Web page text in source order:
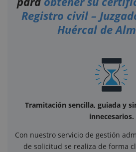
Registro civil –
Huércal de
Tramitación sencilla, guiada y
innecesarios.
Con nuestro servicio de gestión
de solicitud se realiza de forma